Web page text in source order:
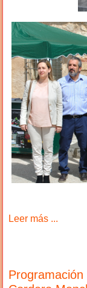
Leer más ...